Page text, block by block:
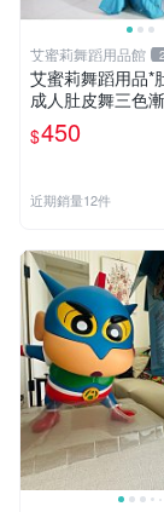
艾蜜莉舞蹈用品館
艾蜜莉舞蹈用品*
成人肚皮舞三色
皮舞道具$450元
$450
近期銷量12件